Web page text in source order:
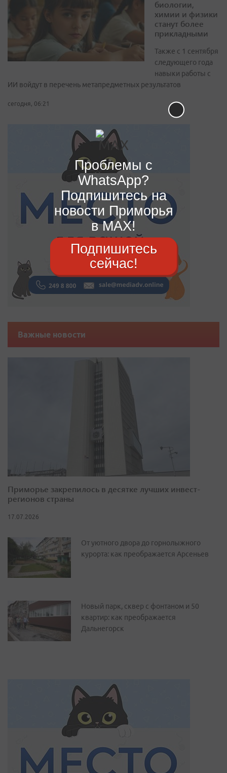
биологии,
химии и физики
станут более
прикладными
Также с 1 сентября
следующего года
навыки работы с
ИИ войдут в перечень метапредметных результатов
сегодня, 06:21
Важные новости
Приморье закрепилось в десятке лучших инвест-
регионов страны
17.07.2026
От уютного двора до горнолыжного
курорта: как преображается Арсеньев
Новый парк, сквер с фонтаном и 50
квартир: как преображается
Дальнегорск
Проблемы с
WhatsApp?
Подпишитесь на
новости Приморья
в MAX!
Подпишитесь
сейчас!